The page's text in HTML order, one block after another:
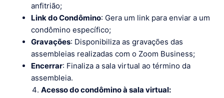
anfitrião;
Link do Condômino: Gera um link para enviar a um
condômino específico;
Gravações: Disponibiliza as gravações das
assembleias realizadas com o Zoom Business;
Encerrar: Finaliza a sala virtual ao término da
assembleia.
Acesso do condômino à sala virtual: